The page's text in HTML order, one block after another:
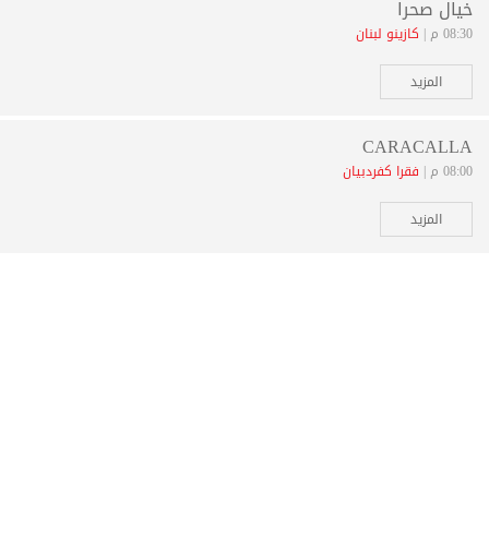
خيال صحرا
08:30 م |
كازينو لبنان
المزيد
CARACALLA
08:00 م |
فقرا كفردبيان
المزيد